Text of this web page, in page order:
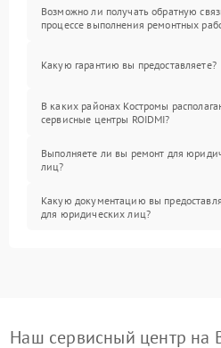
Возможно ли получать обратную
процессе выполнения ремонтных
Какую гарантию вы предоставляете?
В каких районах Костромы
сервисные центры ROIDMI?
Выполняете ли вы ремонт для
лиц?
Какую документацию вы
для юридических лиц?
Наш сервисный центр на